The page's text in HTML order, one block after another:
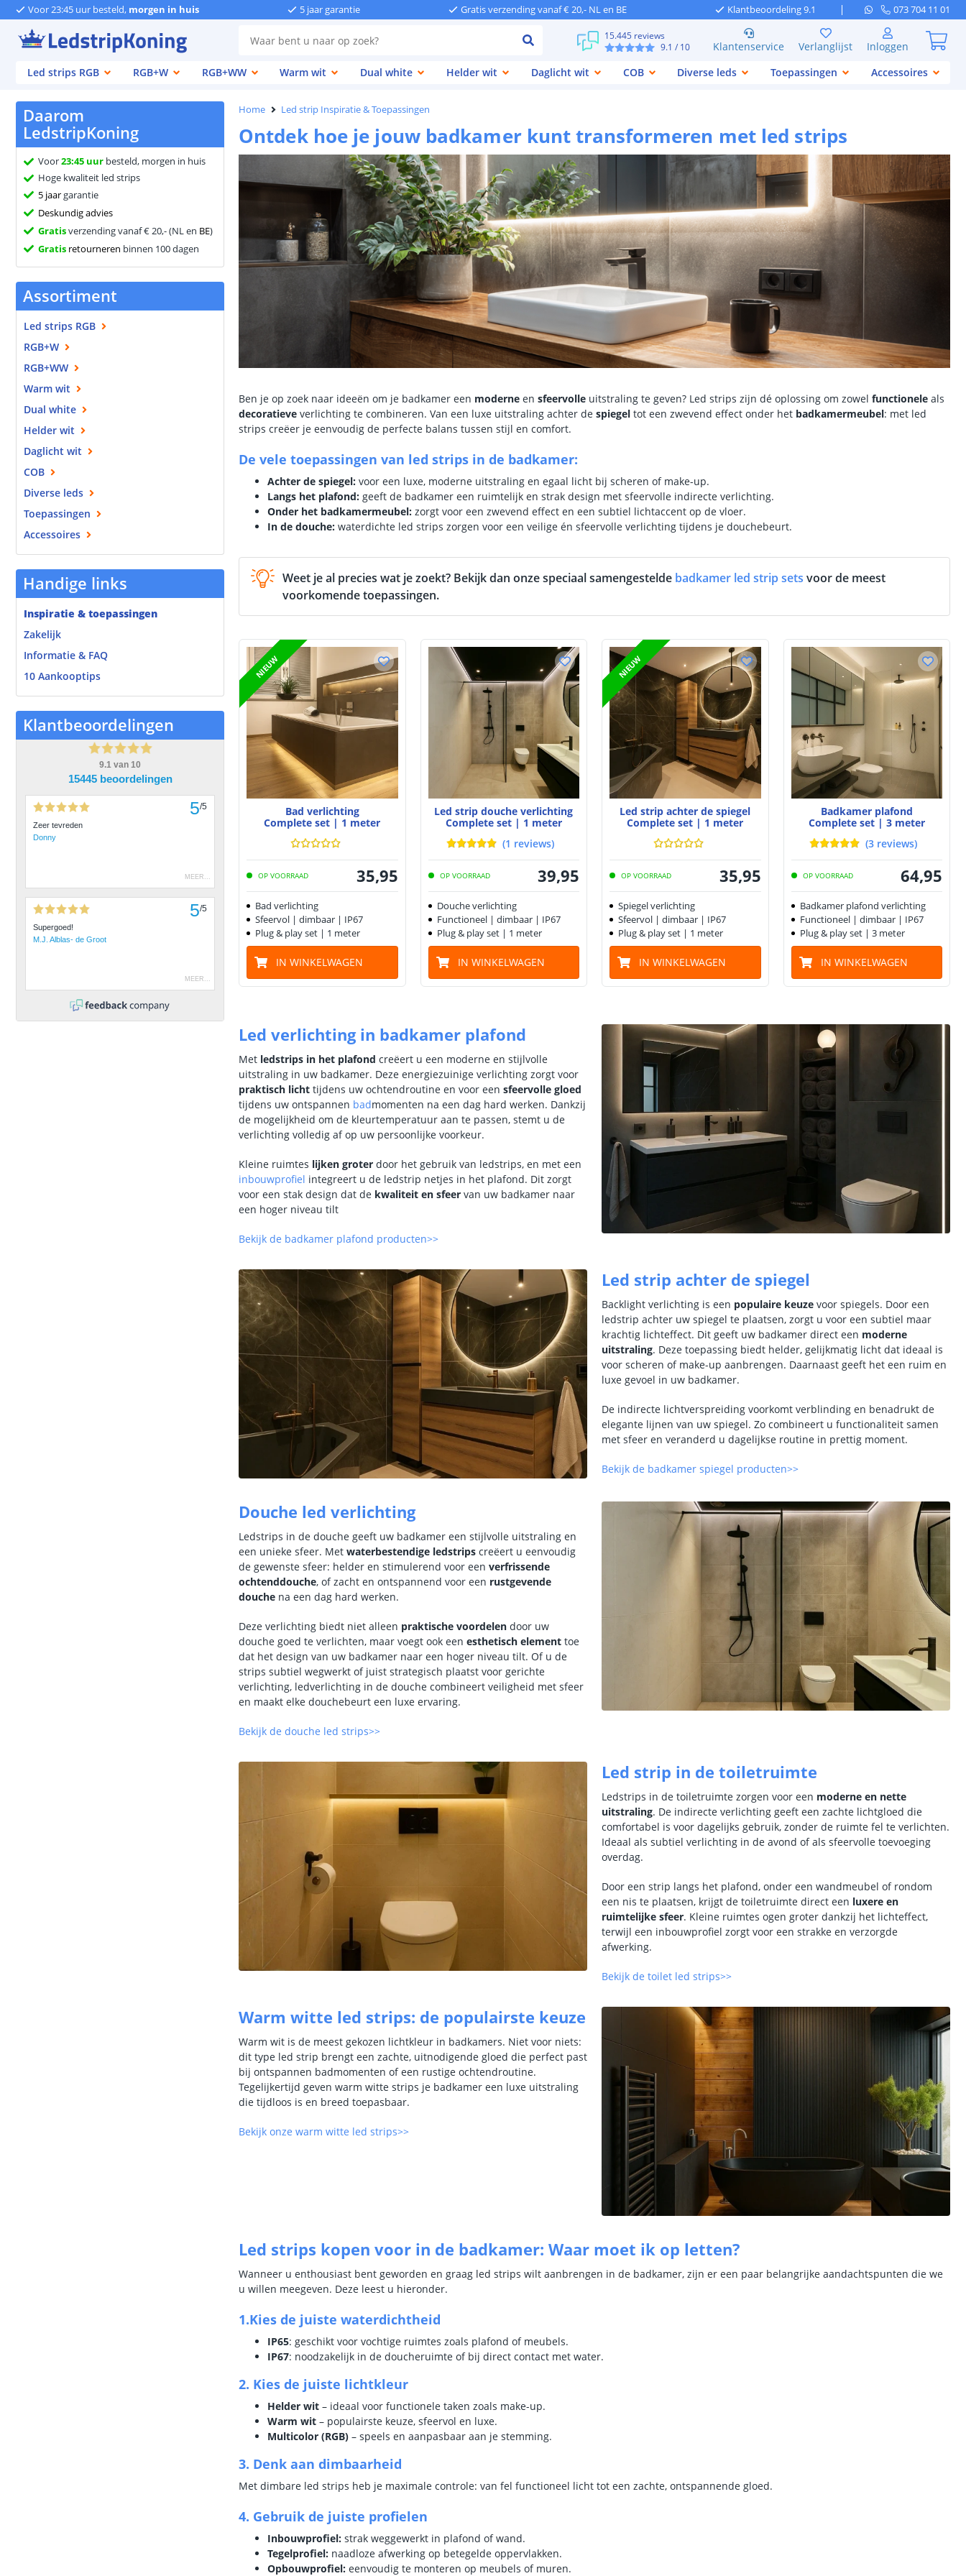
Voor 23:45 uur besteld, morgen in huis 5 jaar garantie Gratis verzending vanaf € 20,- NL en BE Klantbeoordeling 9.1 073 704 11 01
15.445 reviews
9.1 / 10 Klantenservice Verlanglijst
Inloggen
Led strips RGB
RGB+W RGB+WW Warm wit Dual white Helder wit Daglicht wit COB Diverse leds Toepassingen Accessoires
Daarom
LedstripKoning
Voor23:45 uur besteld, morgen in huis
Hoge kwaliteit led strips
5 jaargarantie
Deskundig advies
Gratisverzending vanaf € 20,- (NL en BE)
Gratis retourneren binnen 100 dagen
Assortiment
Led strips RGB
RGB+W
RGB+WW
Warm wit
Dual white
Helder wit
Daglicht wit
COB
Diverse leds
Toepassingen
Accessoires
Handige links
Inspiratie & toepassingen
Zakelijk
Informatie & FAQ
10 Aankooptips
Klantbeoordelingen
9.1 van 10
15445 beoordelingen
5/5
Zeer tevreden
Donny
MEER ...
5/5
Supergoed!
M.J. Alblas- de Groot
MEER ...
Home Led strip Inspiratie & Toepassingen
Ontdek hoe je jouw badkamer kunt transformeren met led strips
Ben je op zoek naar ideeën om je badkamer een moderne en sfeervolle uitstraling te geven? Led strips zijn dé oplossing om zowel functionele als
decoratieve verlichting te combineren. Van een luxe uitstraling achter de spiegel tot een zwevend effect onder het badkamermeubel: met led
strips creëer je eenvoudig de perfecte balans tussen stijl en comfort.
De vele toepassingen van led strips in de badkamer:
Achter de spiegel: voor een luxe, moderne uitstraling en egaal licht bij scheren of make-up.
Langs het plafond: geeft de badkamer een ruimtelijk en strak design met sfeervolle indirecte verlichting.
Onder het badkamermeubel: zorgt voor een zwevend effect en een subtiel lichtaccent op de vloer.
In de douche: waterdichte led strips zorgen voor een veilige én sfeervolle verlichting tijdens je douchebeurt.
Weet je al precies wat je zoekt? Bekijk dan onze speciaal samengestelde badkamer led strip sets voor de meest
voorkomende toepassingen.
NIEUW
Bad verlichting
Complete set | 1 meter
OP VOORRAAD 35,95
Bad verlichting
Sfeervol | dimbaar | IP67
Plug & play set | 1 meter
IN WINKELWAGEN
Led strip douche verlichting
Complete set | 1 meter
(1 reviews)
OP VOORRAAD 39,95
Douche verlichting
Functioneel | dimbaar | IP67
Plug & play set | 1 meter
IN WINKELWAGEN
NIEUW
Led strip achter de spiegel
Complete set | 1 meter
OP VOORRAAD 35,95
Spiegel verlichting
Sfeervol | dimbaar | IP67
Plug & play set | 1 meter
IN WINKELWAGEN
Badkamer plafond
Complete set | 3 meter
(3 reviews)
OP VOORRAAD 64,95
Badkamer plafond verlichting
Functioneel | dimbaar | IP67
Plug & play set | 3 meter
IN WINKELWAGEN
Led verlichting in badkamer plafond
Met ledstrips in het plafond creëert u een moderne en stijlvolle
uitstraling in uw badkamer. Deze energiezuinige verlichting zorgt voor
praktisch licht tijdens uw ochtendroutine en voor een sfeervolle gloed
tijdens uw ontspannen badmomenten na een dag hard werken. Dankzij
de mogelijkheid om de kleurtemperatuur aan te passen, stemt u de
verlichting volledig af op uw persoonlijke voorkeur.
Kleine ruimtes lijken groter door het gebruik van ledstrips, en met een
inbouwprofiel integreert u de ledstrip netjes in het plafond. Dit zorgt
voor een stak design dat de kwaliteit en sfeer van uw badkamer naar
een hoger niveau tilt
Bekijk de badkamer plafond producten>>
Led strip achter de spiegel
Backlight verlichting is een populaire keuze voor spiegels. Door een
ledstrip achter uw spiegel te plaatsen, zorgt u voor een subtiel maar
krachtig lichteffect. Dit geeft uw badkamer direct een moderne
uitstraling. Deze toepassing biedt helder, gelijkmatig licht dat ideaal is
voor scheren of make-up aanbrengen. Daarnaast geeft het een ruim en
luxe gevoel in uw badkamer.
De indirecte lichtverspreiding voorkomt verblinding en benadrukt de
elegante lijnen van uw spiegel. Zo combineert u functionaliteit samen
met sfeer en veranderd u dagelijkse routine in prettig moment.
Bekijk de badkamer spiegel producten>>
Douche led verlichting
Ledstrips in de douche geeft uw badkamer een stijlvolle uitstraling en
een unieke sfeer. Met waterbestendige ledstrips creëert u eenvoudig
de gewenste sfeer: helder en stimulerend voor een verfrissende
ochtenddouche, of zacht en ontspannend voor een rustgevende
douche na een dag hard werken.
Deze verlichting biedt niet alleen praktische voordelen door uw
douche goed te verlichten, maar voegt ook een esthetisch element toe
dat het design van uw badkamer naar een hoger niveau tilt. Of u de
strips subtiel wegwerkt of juist strategisch plaatst voor gerichte
verlichting, ledverlichting in de douche combineert veiligheid met sfeer
en maakt elke douchebeurt een luxe ervaring.
Bekijk de douche led strips>>
Led strip in de toiletruimte
Ledstrips in de toiletruimte zorgen voor een moderne en nette
uitstraling. De indirecte verlichting geeft een zachte lichtgloed die
comfortabel is voor dagelijks gebruik, zonder de ruimte fel te verlichten.
Ideaal als subtiel verlichting in de avond of als sfeervolle toevoeging
overdag.
Door een strip langs het plafond, onder een wandmeubel of rondom
een nis te plaatsen, krijgt de toiletruimte direct een luxere en
ruimtelijke sfeer. Kleine ruimtes ogen groter dankzij het lichteffect,
terwijl een inbouwprofiel zorgt voor een strakke en verzorgde
afwerking.
Bekijk de toilet led strips>>
Warm witte led strips: de populairste keuze
Warm wit is de meest gekozen lichtkleur in badkamers. Niet voor niets:
dit type led strip brengt een zachte, uitnodigende gloed die perfect past
bij ontspannen badmomenten of een rustige ochtendroutine.
Tegelijkertijd geven warm witte strips je badkamer een luxe uitstraling
die tijdloos is en breed toepasbaar.
Bekijk onze warm witte led strips>>
Led strips kopen voor in de badkamer: Waar moet ik op letten?
Wanneer u enthousiast bent geworden en graag led strips wilt aanbrengen in de badkamer, zijn er een paar belangrijke aandachtspunten die we
u willen meegeven. Deze leest u hieronder.
1.Kies de juiste waterdichtheid
IP65: geschikt voor vochtige ruimtes zoals plafond of meubels.
IP67: noodzakelijk in de doucheruimte of bij direct contact met water.
2. Kies de juiste lichtkleur
Helder wit – ideaal voor functionele taken zoals make-up.
Warm wit – populairste keuze, sfeervol en luxe.
Multicolor (RGB) – speels en aanpasbaar aan je stemming.
3. Denk aan dimbaarheid
Met dimbare led strips heb je maximale controle: van fel functioneel licht tot een zachte, ontspannende gloed.
4. Gebruik de juiste profielen
Inbouwprofiel: strak weggewerkt in plafond of wand.
Tegelprofiel: naadloze afwerking op betegelde oppervlakken.
Opbouwprofiel: eenvoudig te monteren op meubels of muren.